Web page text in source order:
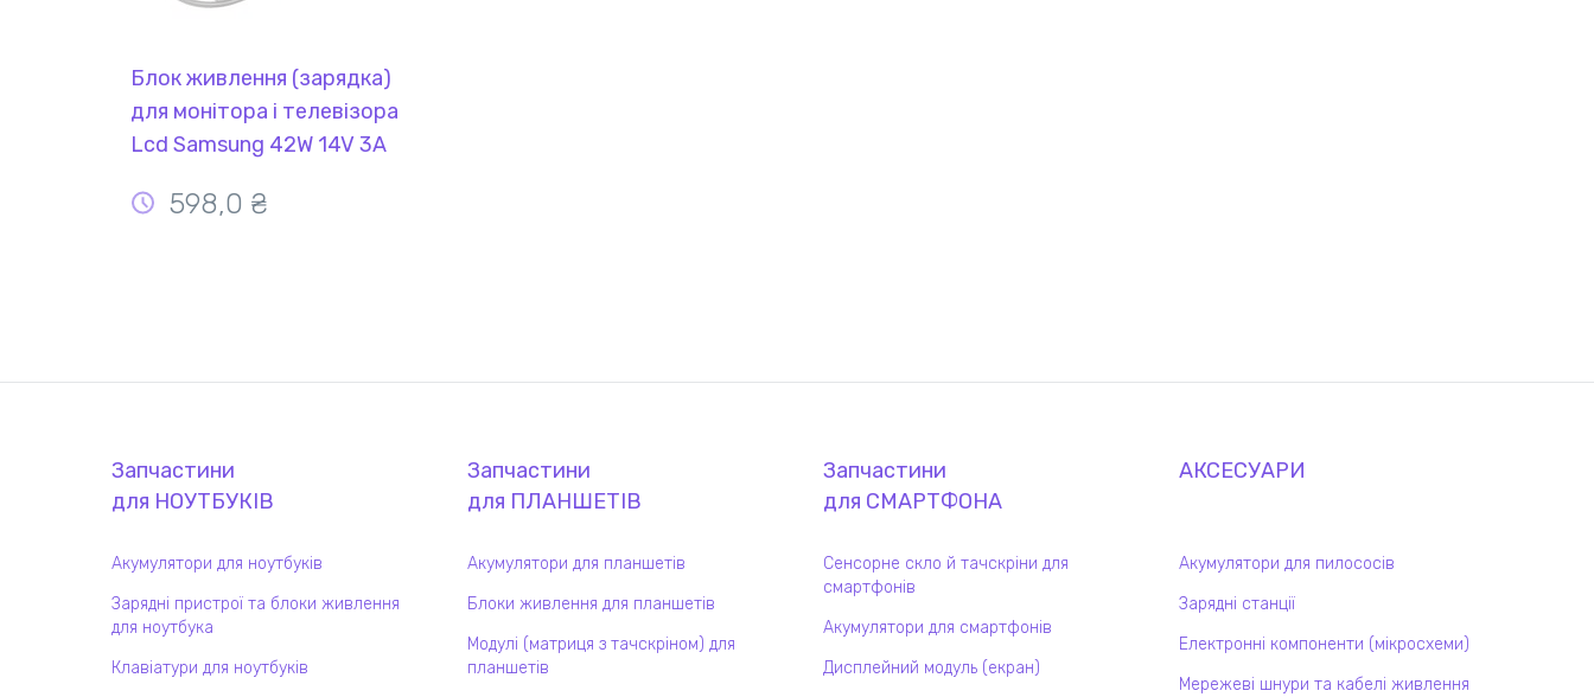
Блок живлення (зарядка)
для монітора і телевізора
Lcd Samsung 42W 14V 3A
REPLACEMENT
598,0 ₴
Запчастини
для НОУТБУКІВ
Акумулятори для ноутбуків
Зарядні пристрої та блоки живлення
для ноутбука
Клавіатури для ноутбуків
Запчастини
для ПЛАНШЕТІВ
Акумулятори для планшетів
Блоки живлення для планшетів
Модулі (матриця з тачскріном) для
планшетів
Запчастини
для СМАРТФОНА
Сенсорне скло й тачскріни для
смартфонів
Акумулятори для смартфонів
Дисплейний модуль (екран)
АКСЕСУАРИ
Акумулятори для пилососів
Зарядні станції
Електронні компоненти (мікросхеми)
Мережеві шнури та кабелі живлення